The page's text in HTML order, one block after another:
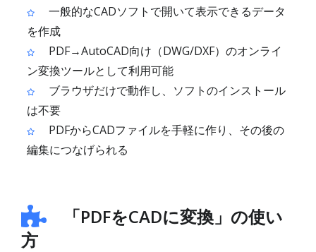
一般的なCADソフトで開いて表示できるデータ
を作成
PDF→AutoCAD向け（DWG/DXF）のオンライ
ン変換ツールとして利用可能
ブラウザだけで動作し、ソフトのインストール
は不要
PDFからCADファイルを手軽に作り、その後の
編集につなげられる
「PDFをCADに変換」の使い
方